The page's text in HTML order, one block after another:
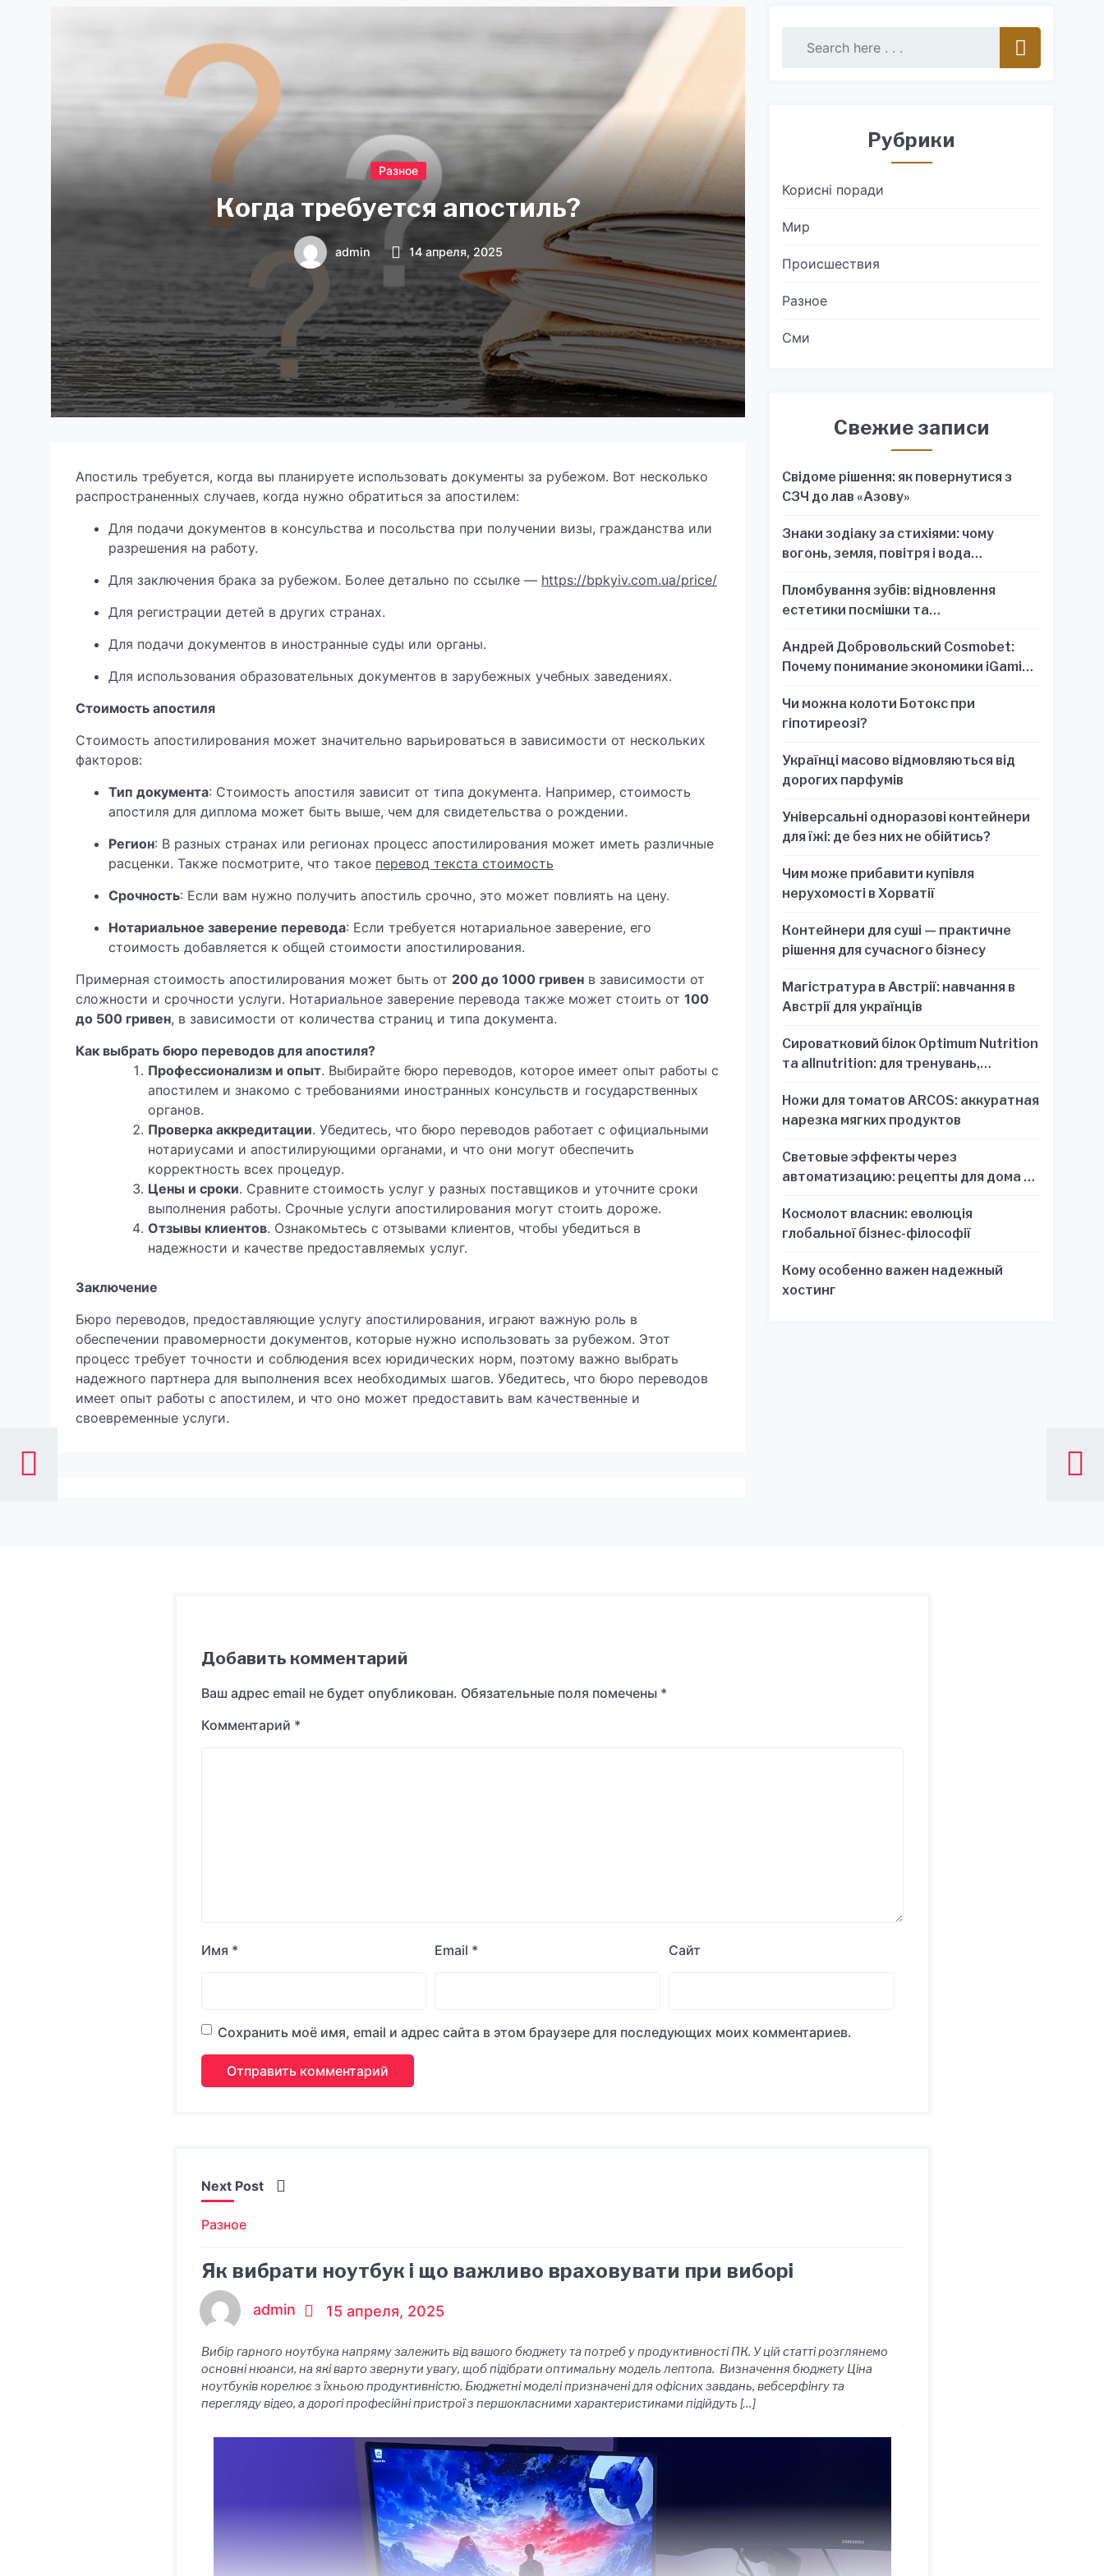
Разное
Когда требуется апостиль?
admin 14 апреля, 2025
Апостиль требуется, когда вы планируете использовать документы за рубежом. Вот несколько
распространенных случаев, когда нужно обратиться за апостилем:
Для подачи документов в консульства и посольства при получении визы, гражданства или
разрешения на работу.
Для заключения брака за рубежом. Более детально по ссылке — https://bpkyiv.com.ua/price/
Для регистрации детей в других странах.
Для подачи документов в иностранные суды или органы.
Для использования образовательных документов в зарубежных учебных заведениях.
Стоимость апостиля
Стоимость апостилирования может значительно варьироваться в зависимости от нескольких
факторов:
Тип документа: Стоимость апостиля зависит от типа документа. Например, стоимость
апостиля для диплома может быть выше, чем для свидетельства о рождении.
Регион: В разных странах или регионах процесс апостилирования может иметь различные
расценки. Также посмотрите, что такое перевод текста стоимость
Срочность: Если вам нужно получить апостиль срочно, это может повлиять на цену.
Нотариальное заверение перевода: Если требуется нотариальное заверение, его
стоимость добавляется к общей стоимости апостилирования.
Примерная стоимость апостилирования может быть от 200 до 1000 гривен в зависимости от
сложности и срочности услуги. Нотариальное заверение перевода также может стоить от 100
до 500 гривен, в зависимости от количества страниц и типа документа.
Как выбрать бюро переводов для апостиля?
Профессионализм и опыт. Выбирайте бюро переводов, которое имеет опыт работы с
апостилем и знакомо с требованиями иностранных консульств и государственных
органов.
Проверка аккредитации. Убедитесь, что бюро переводов работает с официальными
нотариусами и апостилирующими органами, и что они могут обеспечить
корректность всех процедур.
Цены и сроки. Сравните стоимость услуг у разных поставщиков и уточните сроки
выполнения работы. Срочные услуги апостилирования могут стоить дороже.
Отзывы клиентов. Ознакомьтесь с отзывами клиентов, чтобы убедиться в
надежности и качестве предоставляемых услуг.
Заключение
Бюро переводов, предоставляющие услугу апостилирования, играют важную роль в
обеспечении правомерности документов, которые нужно использовать за рубежом. Этот
процесс требует точности и соблюдения всех юридических норм, поэтому важно выбрать
надежного партнера для выполнения всех необходимых шагов. Убедитесь, что бюро переводов
имеет опыт работы с апостилем, и что оно может предоставить вам качественные и
своевременные услуги.
Рубрики
Корисні поради
Мир
Происшествия
Разное
Сми
Свежие записи
Свідоме рішення: як повернутися з
СЗЧ до лав «Азову»
Знаки зодіаку за стихіями: чому
вогонь, земля, повітря і вода
знак
Пломбування зубів: відновлення
естетики посмішки та
Андрей Добровольский Cosmobet:
Почему понимание экономики iGaming
решений
Чи можна колоти Ботокс при
гіпотиреозі?
Українці масово відмовляються від
дорогих парфумів
Універсальні одноразові контейнери
для їжі: де без них не обійтись?
Чим може прибавити купівля
нерухомості в Хорватії
Контейнери для суші — практичне
рішення для сучасного бізнесу
Магістратура в Австрії: навчання в
Австрії для українців
Сироватковий білок Optimum Nutrition
та allnutrition: для тренувань,
Ножи для томатов ARCOS: аккуратная
нарезка мягких продуктов
Световые эффекты через
автоматизацию: рецепты для дома и
Космолот власник: еволюція
глобальної бізнес-філософії
Кому особенно важен надежный
хостинг
Добавить комментарий
Ваш адрес email не будет опубликован. Обязательные поля помечены *
Комментарий *
Имя * Email * Сайт
Сохранить моё имя, email и адрес сайта в этом браузере для последующих моих комментариев.
Next Post
Разное
Як вибрати ноутбук і що важливо враховувати при виборі
admin 15 апреля, 2025
Вибір гарного ноутбука напряму залежить від вашого бюджету та потреб у продуктивності ПК. У цій статті розглянемо
основні нюанси, на які варто звернути увагу, щоб підібрати оптимальну модель лептопа. Визначення бюджету Ціна
ноутбуків корелює з їхньою продуктивністю. Бюджетні моделі призначені для офісних завдань, вебсерфінгу та
перегляду відео, а дорогі професійні пристрої з першокласними характеристиками підійдуть […]